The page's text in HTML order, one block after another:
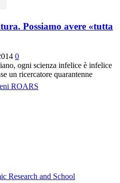
Possiamo avere «tutta
0
ogni scienza infelice è infelice
un ricercatore quarantenne